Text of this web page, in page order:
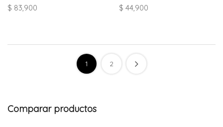
$ 83,900 $ 44,900
1 2
Comparar productos